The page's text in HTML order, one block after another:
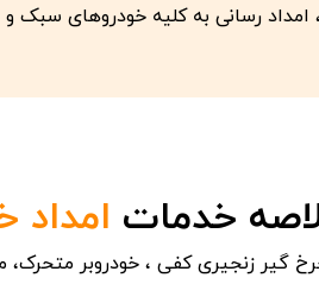
رسانی به کلیه خودروهای سبک
خدمات امداد
گیر زنجیری کفی ، خودروبر متحرک،